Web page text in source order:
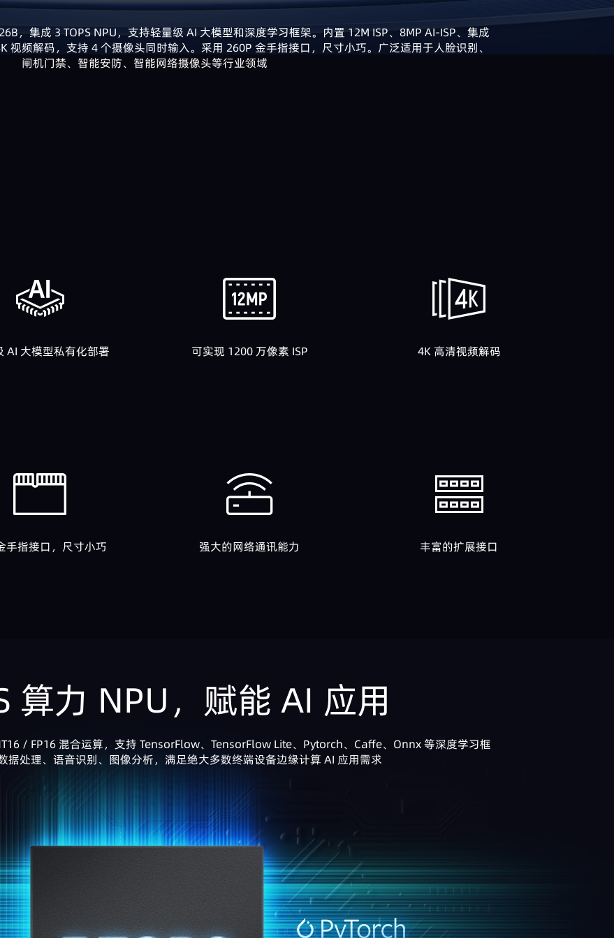
，集成 3 TOPS NPU，支持轻量级 AI 大模型和深度学习框架。内置 12M ISP、8MP AI-ISP、集成
视频解码，支持 4 个摄像头同时输入。采用 260P 金手指接口，尺寸小巧。广泛适用于人脸识别、
闸机门禁、智能安防、智能网络摄像头等行业领域
AI 大模型私有化部署 可实现 1200 万像素 ISP 4K 高清视频解码
手指接口，尺寸小巧 强大的网络通讯能力 丰富的扩展接口
算力 NPU，赋能 AI 应用
/ FP16 混合运算，支持 TensorFlow、TensorFlow Lite、Pytorch、Caffe、Onnx 等深度学习框
据处理、语音识别、图像分析，满足绝大多数终端设备边缘计算 AI 应用需求